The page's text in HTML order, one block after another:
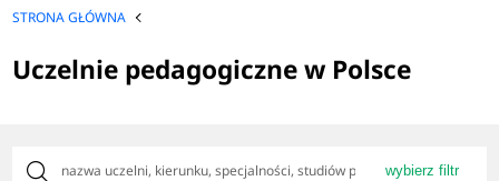
STRONA GŁÓWNA
Uczelnie pedagogiczne w Polsce
wybierz filtr